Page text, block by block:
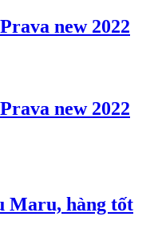
new 2022
new 2022
Maru, hàng tốt